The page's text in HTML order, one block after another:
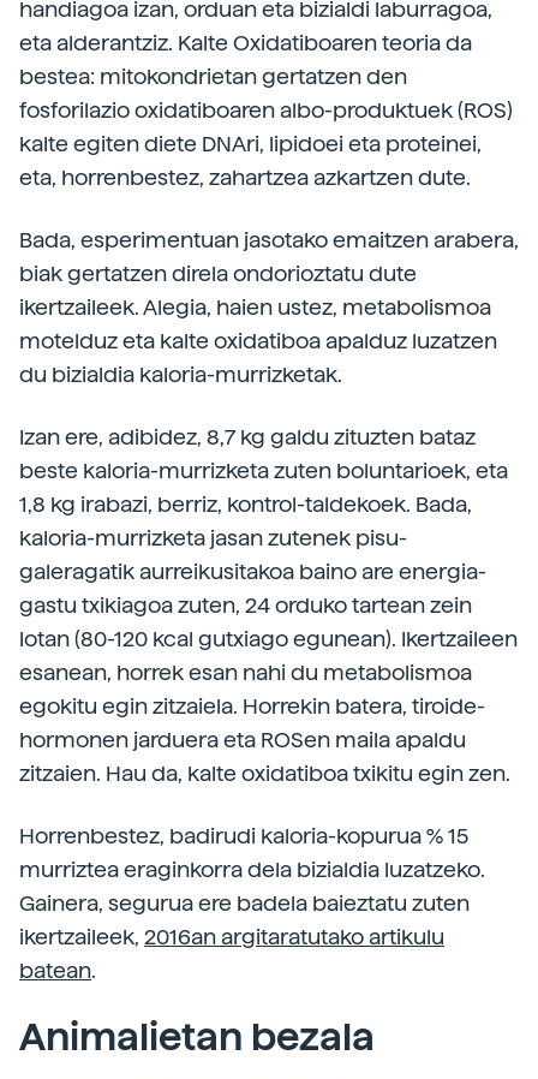
handiagoa izan, orduan eta bizialdi laburragoa,
eta alderantziz. Kalte Oxidatiboaren teoria da
bestea: mitokondrietan gertatzen den
fosforilazio oxidatiboaren albo-produktuek (ROS)
kalte egiten diete DNAri, lipidoei eta proteinei,
eta, horrenbestez, zahartzea azkartzen dute.
Bada, esperimentuan jasotako emaitzen arabera,
biak gertatzen direla ondorioztatu dute
ikertzaileek. Alegia, haien ustez, metabolismoa
motelduz eta kalte oxidatiboa apalduz luzatzen
du bizialdia kaloria-murrizketak.
Izan ere, adibidez, 8,7 kg galdu zituzten bataz
beste kaloria-murrizketa zuten boluntarioek, eta
1,8 kg irabazi, berriz, kontrol-taldekoek. Bada,
kaloria-murrizketa jasan zutenek pisu-
galeragatik aurreikusitakoa baino are energia-
gastu txikiagoa zuten, 24 orduko tartean zein
lotan (80-120 kcal gutxiago egunean). Ikertzaileen
esanean, horrek esan nahi du metabolismoa
egokitu egin zitzaiela. Horrekin batera, tiroide-
hormonen jarduera eta ROSen maila apaldu
zitzaien. Hau da, kalte oxidatiboa txikitu egin zen.
Horrenbestez, badirudi kaloria-kopurua % 15
murriztea eraginkorra dela bizialdia luzatzeko.
Gainera, segurua ere badela baieztatu zuten
ikertzaileek, 2016an argitaratutako artikulu
batean.
Animalietan bezala